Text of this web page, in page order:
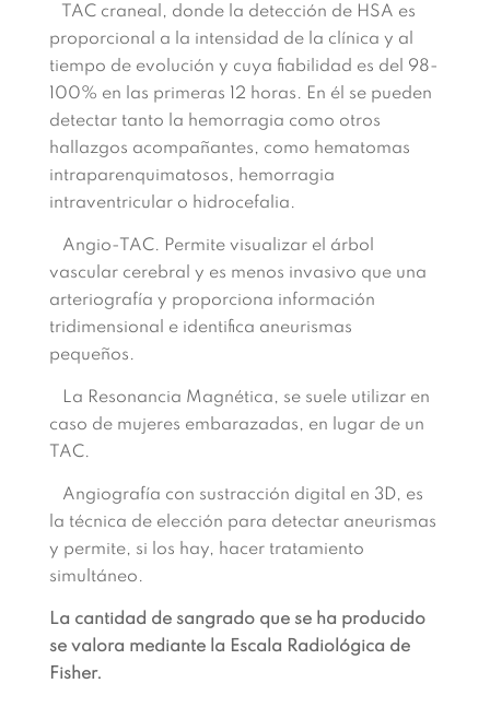
TAC craneal, donde la detección de HSA es
proporcional a la intensidad de la clínica y al
tiempo de evolución y cuya fiabilidad es del 98-
100% en las primeras 12 horas. En él se pueden
detectar tanto la hemorragia como otros
hallazgos acompañantes, como hematomas
intraparenquimatosos, hemorragia
intraventricular o hidrocefalia.
Angio-TAC. Permite visualizar el árbol
vascular cerebral y es menos invasivo que una
arteriografía y proporciona información
tridimensional e identifica aneurismas
pequeños.
La Resonancia Magnética, se suele utilizar en
caso de mujeres embarazadas, en lugar de un
TAC.
Angiografía con sustracción digital en 3D, es
la técnica de elección para detectar aneurismas
y permite, si los hay, hacer tratamiento
simultáneo.
La cantidad de sangrado que se ha producido
se valora mediante la Escala Radiológica de
Fisher.